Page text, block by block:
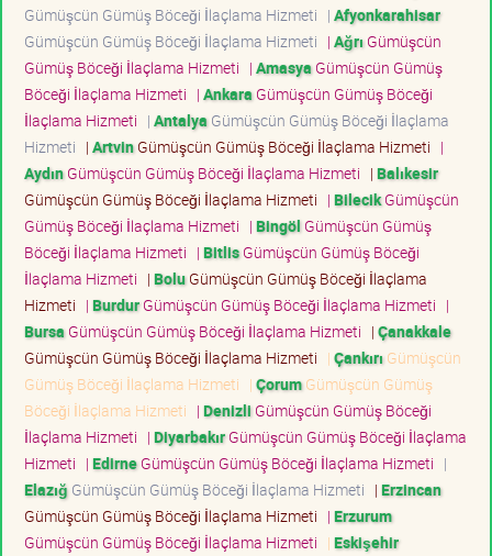
Gümüşcün Gümüş Böceği İlaçlama Hizmeti | Afyonkarahisar
Gümüşcün Gümüş Böceği İlaçlama Hizmeti | Ağrı Gümüşcün
Gümüş Böceği İlaçlama Hizmeti | Amasya Gümüşcün Gümüş
Böceği İlaçlama Hizmeti | Ankara Gümüşcün Gümüş Böceği
İlaçlama Hizmeti | Antalya Gümüşcün Gümüş Böceği İlaçlama
Hizmeti | ArtvinGümüşcün Gümüş Böceği İlaçlama Hizmeti |
AydınGümüşcün Gümüş Böceği İlaçlama Hizmeti | Balıkesir
Gümüşcün Gümüş Böceği İlaçlama Hizmeti | BilecikGümüşcün
Gümüş Böceği İlaçlama Hizmeti | Bingöl Gümüşcün Gümüş
Böceği İlaçlama Hizmeti | BitlisGümüşcün Gümüş Böceği
İlaçlama Hizmeti | BoluGümüşcün Gümüş Böceği İlaçlama
Hizmeti | BurdurGümüşcün Gümüş Böceği İlaçlama Hizmeti |
Bursa Gümüşcün Gümüş Böceği İlaçlama Hizmeti | Çanakkale
Gümüşcün Gümüş Böceği İlaçlama Hizmeti | Çankırı Gümüşcün
Gümüş Böceği İlaçlama Hizmeti | ÇorumGümüşcün Gümüş
Böceği İlaçlama Hizmeti | Denizli Gümüşcün Gümüş Böceği
İlaçlama Hizmeti | DiyarbakırGümüşcün Gümüş Böceği İlaçlama
Hizmeti | EdirneGümüşcün Gümüş Böceği İlaçlama Hizmeti |
Elazığ Gümüşcün Gümüş Böceği İlaçlama Hizmeti | Erzincan
Gümüşcün Gümüş Böceği İlaçlama Hizmeti | Erzurum
Gümüşcün Gümüş Böceği İlaçlama Hizmeti | Eskişehir